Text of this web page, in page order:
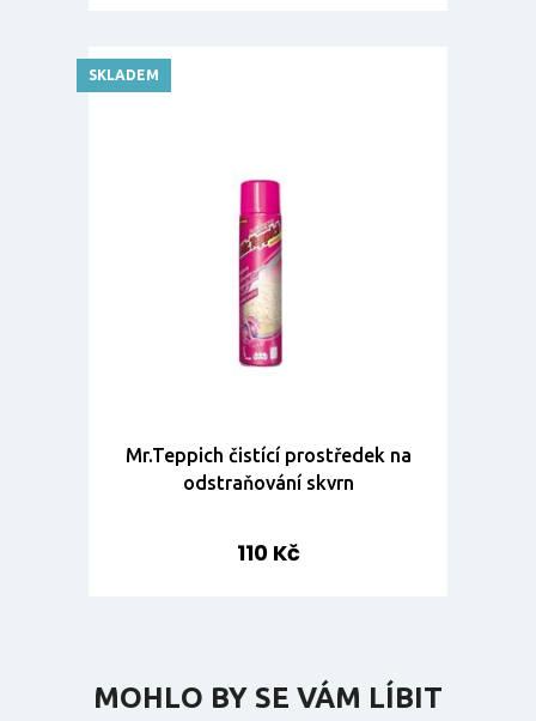
Mr.Teppich čistící prostředek na
odstraňování skvrn
110 Kč
SKLADEM
MOHLO BY SE VÁM LÍBIT